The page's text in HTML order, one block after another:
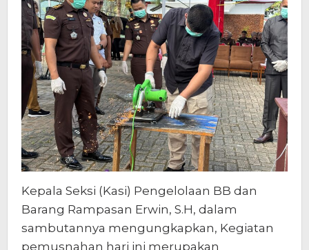
Kepala Seksi (Kasi) Pengelolaan BB dan
Barang Rampasan Erwin, S.H, dalam
sambutannya mengungkapkan, Kegiatan
pemusnahan hari ini merupakan